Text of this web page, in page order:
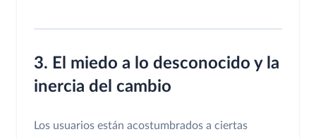
3. El miedo a lo desconocido y la
inercia del cambio
Los usuarios están acostumbrados a ciertas